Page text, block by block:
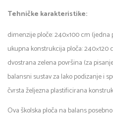
Tehničke karakteristike:
dimenzije ploče: 240×100 cm (jedna
ukupna konstrukcija ploča: 240×120
dvostrana zelena površina (za
balansni sustav za lako podizanje i
čvrsta željezna plastificirana
Ova školska ploča na balans